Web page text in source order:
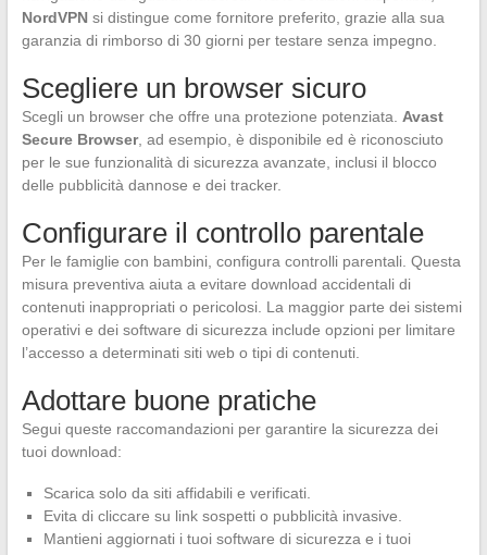
NordVPNsi distingue come fornitore preferito, grazie alla sua
garanzia di rimborso di 30 giorni per testare senza impegno.
Scegliere un browser sicuro
Scegli un browser che offre una protezione potenziata. Avast
Secure Browser, ad esempio, è disponibile ed è riconosciuto
per le sue funzionalità di sicurezza avanzate, inclusi il blocco
delle pubblicità dannose e dei tracker.
Configurare il controllo parentale
Per le famiglie con bambini, configura controlli parentali. Questa
misura preventiva aiuta a evitare download accidentali di
contenuti inappropriati o pericolosi. La maggior parte dei sistemi
operativi e dei software di sicurezza include opzioni per limitare
l’accesso a determinati siti web o tipi di contenuti.
Adottare buone pratiche
Segui queste raccomandazioni per garantire la sicurezza dei
tuoi download:
Scarica solo da siti affidabili e verificati.
Evita di cliccare su link sospetti o pubblicità invasive.
Mantieni aggiornati i tuoi software di sicurezza e i tuoi